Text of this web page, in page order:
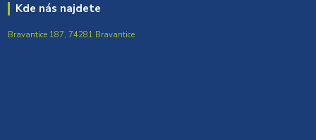
Kde nás najdete
Bravantice 187, 74281 Bravantice